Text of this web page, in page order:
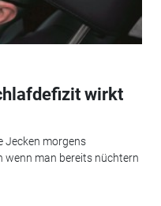
wirkt
Jecken morgens
wenn man bereits nüchtern